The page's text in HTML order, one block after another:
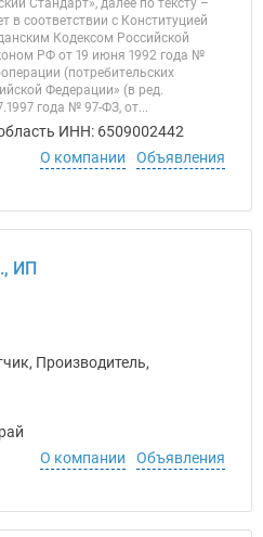
Стандарт», далее по тексту –
в соответствии с Конституцией
Кодексом Российской
РФ от 19 июня 1992 года №
(потребительских
Федерации» (в ред.
года № 97-ФЗ, от...
ИНН: 6509002442
О компании
Объявления
ИП
Производитель,
О компании
Объявления